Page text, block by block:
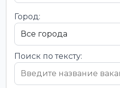
Город:
Поиск по тексту: